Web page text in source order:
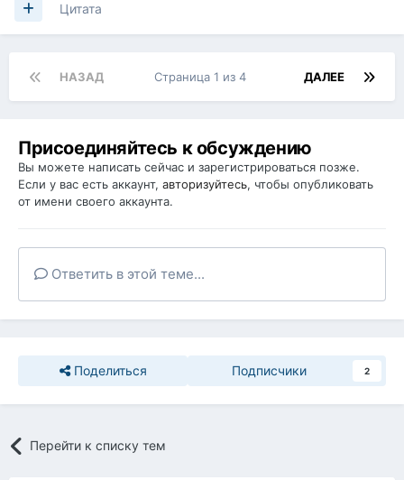
Цитата
НАЗАД ДАЛЕЕ
Страница 1 из 4
Присоединяйтесь к обсуждению
Вы можете написать сейчас и зарегистрироваться позже.
Если у вас есть аккаунт, авторизуйтесь, чтобы опубликовать
от имени своего аккаунта.
Ответить в этой теме...
Поделиться Подписчики 2
Перейти к списку тем